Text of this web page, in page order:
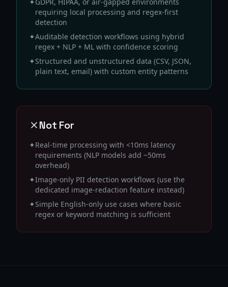
requiring local processing and regex-first
detection
✦Auditable detection workflows using hybrid
regex + NLP + ML with confidence scoring
✦Structured and unstructured data (CSV, JSON,
plain text, email) with custom entity patterns
Not For
✦Real-time processing with <10ms latency
requirements (NLP models add ~50ms
overhead)
✦Image-only PII detection workflows (use the
dedicated image-redaction feature instead)
✦Simple English-only use cases where basic
regex or keyword matching is sufficient